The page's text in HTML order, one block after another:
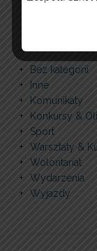
KATEGORIE
Bez kategorii
Inne
Komunikaty
Konkursy &
Sport
Warsztaty &
Wolontariat
Wydarzenia
Wyjazdy